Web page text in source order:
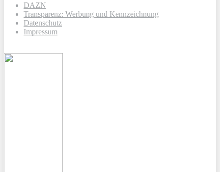
DAZN
Transparenz: Werbung und Kennzeichnung
Datenschutz
Impressum